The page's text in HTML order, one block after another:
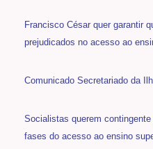
Francisco César quer garantir
prejudicados no acesso ao
Comunicado Secretariado da
Socialistas querem
fases do acesso ao ensino